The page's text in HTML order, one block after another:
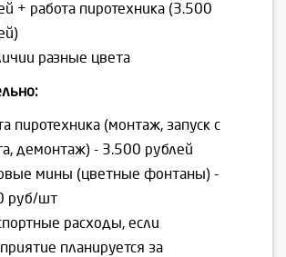
+ работа пиротехника (3.500
разные цвета
пиротехника (монтаж, запуск с
демонтаж) - 3.500 рублей
мины (цветные фонтаны) -
руб/шт
расходы, если
планируется за